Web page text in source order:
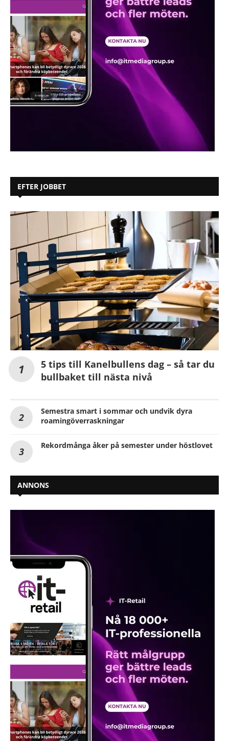
EFTER JOBBET
5 tips till Kanelbullens dag – så tar du
bullbaket till nästa nivå
Semestra smart i sommar och undvik dyra
roamingöverraskningar
Rekordmånga åker på semester under höstlovet
ANNONS